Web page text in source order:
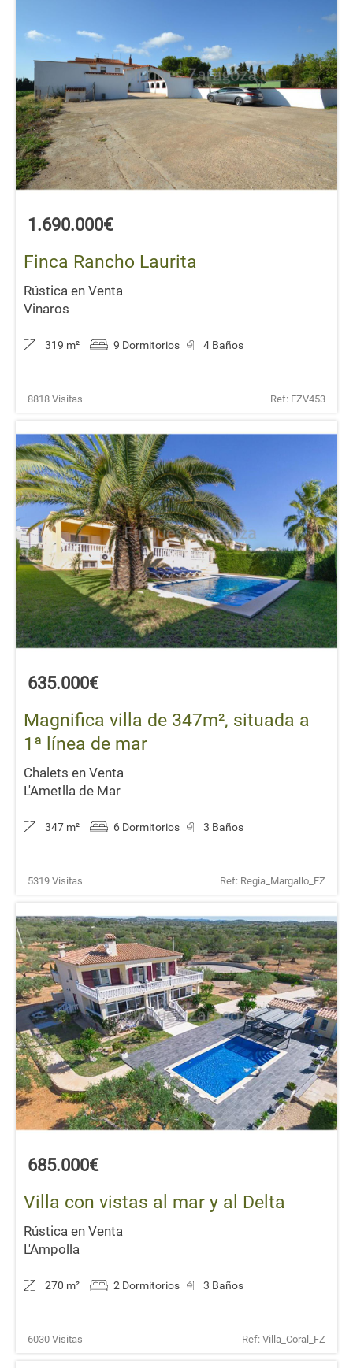
1.690.000€
Finca Rancho Laurita
Rústica en Venta
Vinaros
319 m² 9 Dormitorios 4 Baños
8818 Visitas Ref: FZV453
635.000€
Magnifica villa de 347m², situada a
1ª línea de mar
Chalets en Venta
L'Ametlla de Mar
347 m² 6 Dormitorios 3 Baños
5319 Visitas Ref: Regia_Margallo_FZ
685.000€
Villa con vistas al mar y al Delta
Rústica en Venta
L'Ampolla
270 m² 2 Dormitorios 3 Baños
6030 Visitas Ref: Villa_Coral_FZ